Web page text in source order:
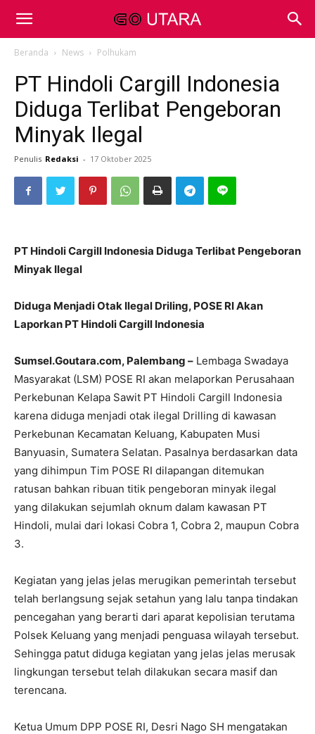
Beranda News Polhukam
PT Hindoli Cargill Indonesia
Diduga Terlibat Pengeboran
Minyak Ilegal
Penulis Redaksi - 17 Oktober 2025
PT Hindoli Cargill Indonesia Diduga Terlibat Pengeboran
Minyak Ilegal
Diduga Menjadi Otak Ilegal Driling, POSE RI Akan
Laporkan PT Hindoli Cargill Indonesia
Sumsel.Goutara.com, Palembang – Lembaga Swadaya
Masyarakat (LSM) POSE RI akan melaporkan Perusahaan
Perkebunan Kelapa Sawit PT Hindoli Cargill Indonesia
karena diduga menjadi otak ilegal Drilling di kawasan
Perkebunan Kecamatan Keluang, Kabupaten Musi
Banyuasin, Sumatera Selatan. Pasalnya berdasarkan data
yang dihimpun Tim POSE RI dilapangan ditemukan
ratusan bahkan ribuan titik pengeboran minyak ilegal
yang dilakukan sejumlah oknum dalam kawasan PT
Hindoli, mulai dari lokasi Cobra 1, Cobra 2, maupun Cobra
3.
Kegiatan yang jelas jelas merugikan pemerintah tersebut
telah berlangsung sejak setahun yang lalu tanpa tindakan
pencegahan yang berarti dari aparat kepolisian terutama
Polsek Keluang yang menjadi penguasa wilayah tersebut.
Sehingga patut diduga kegiatan yang jelas jelas merusak
lingkungan tersebut telah dilakukan secara masif dan
terencana.
Ketua Umum DPP POSE RI, Desri Nago SH mengatakan